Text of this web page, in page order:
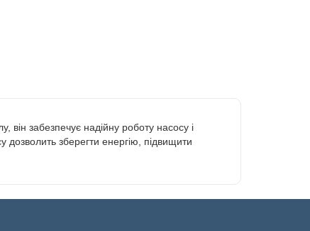
забезпечує надійну роботу насосу і
дозволить зберегти енергію, підвищити